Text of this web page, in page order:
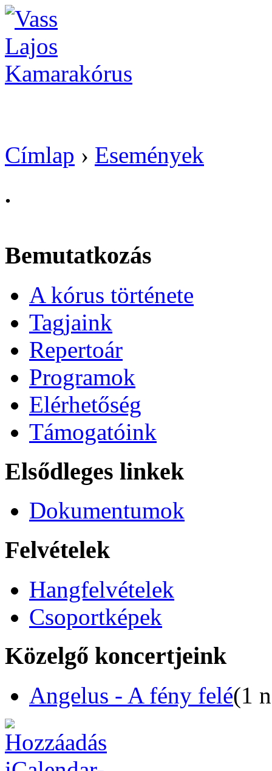
Címlap › Események
.
Bemutatkozás
A kórus története
Tagjaink
Repertoár
Programok
Elérhetőség
Támogatóink
Elsődleges linkek
Dokumentumok
Felvételek
Hangfelvételek
Csoportképek
Közelgő koncertjeink
Angelus - A fény felé(1